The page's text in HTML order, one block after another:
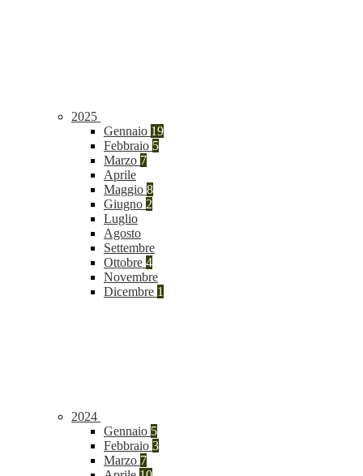
2025
Gennaio 19
Febbraio 5
Marzo 7
Aprile
Maggio 8
Giugno 2
Luglio
Agosto
Settembre
Ottobre 4
Novembre
Dicembre 1
2024
Gennaio 5
Febbraio 3
Marzo 7